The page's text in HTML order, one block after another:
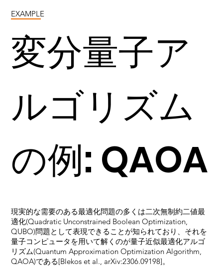
EXAMPLE
変分量子ア
ルゴリズム
の例: QAOA
現実的な需要のある最適化問題の多くは二次無制約二値最
適化(Quadratic Unconstrained Boolean Optimization,
QUBO)問題として表現できることが知られており、それを
量子コンピュータを用いて解くのが量子近似最適化アルゴ
リズム(Quantum Approximation Optimization Algorithm,
QAOA)である[Blekos et al., arXiv:2306.09198]。